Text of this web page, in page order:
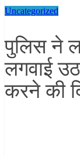
Uncategorized
पुलिस ने
लगवाई
करने की